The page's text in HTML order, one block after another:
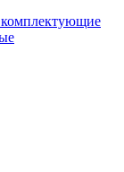
комплектующие